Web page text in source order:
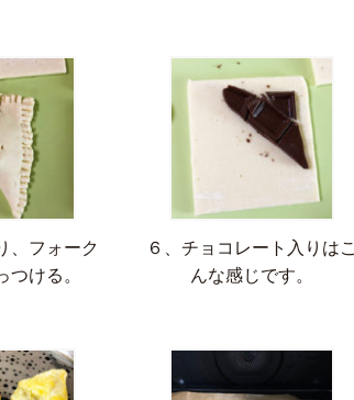
、フォーク
つける。
６、チョコレート入りはこ
んな感じです。